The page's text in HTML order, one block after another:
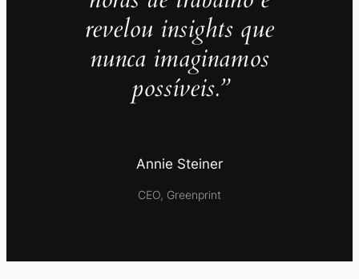
revelou insights que
nunca imaginamos
possíveis.”
Annie Steiner
CEO, Greenprint